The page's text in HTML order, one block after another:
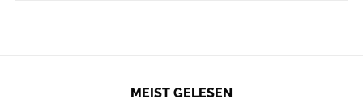
MEIST GELESEN